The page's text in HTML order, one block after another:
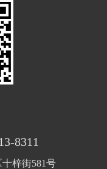
8311
梓街581号